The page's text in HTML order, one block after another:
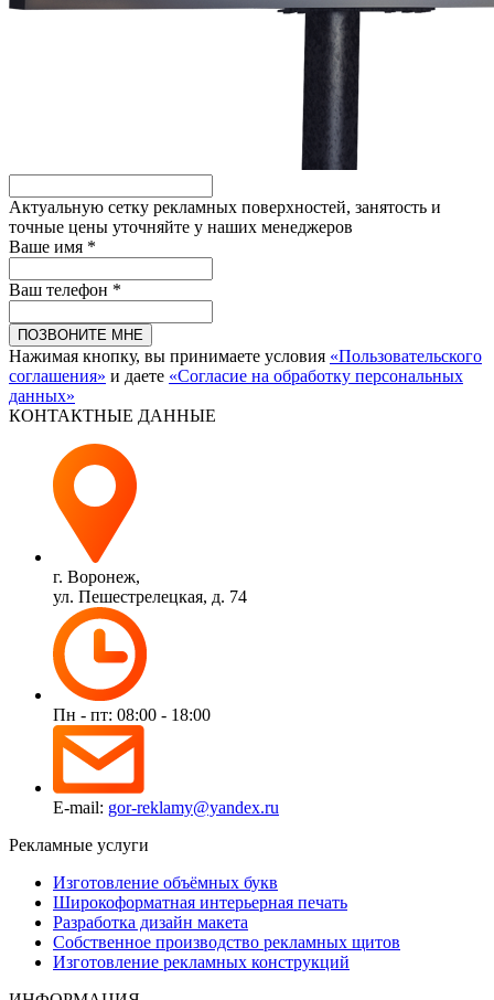
Актуальную сетку рекламных поверхностей, занятость и
точные цены уточняйте у наших менеджеров
Ваше имя *
Ваш телефон *
ПОЗВОНИТЕ МНЕ
Нажимая кнопку, вы принимаете условия «Пользовательского
соглашения» и даете «Согласие на обработку персональных
данных»
КОНТАКТНЫЕ ДАННЫЕ
г. Воронеж,
ул. Пешестрелецкая, д. 74
Пн - пт: 08:00 - 18:00
E-mail: gor-reklamy@yandex.ru
Рекламные услуги
Изготовление объёмных букв
Широкоформатная интерьерная печать
Разработка дизайн макета
Собственное производство рекламных щитов
Изготовление рекламных конструкций